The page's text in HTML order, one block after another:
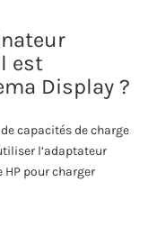
est
Display ?
capacités de charge
l’adaptateur
pour charger